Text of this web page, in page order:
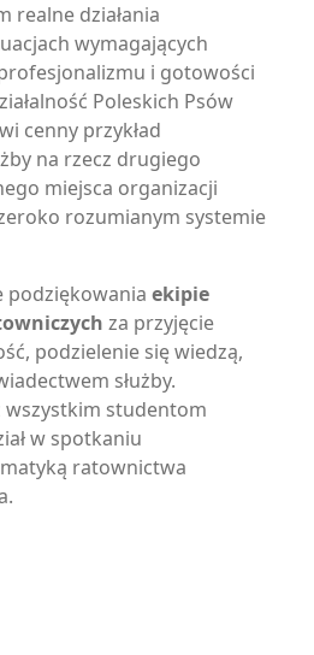
realne działania
wymagających
i gotowości
Poleskich Psów
cenny przykład
na rzecz drugiego
miejsca organizacji
rozumianym systemie
podziękowania ekipie
za przyjęcie
podzielenie się wiedzą,
służby.
studentom
w spotkaniu
ratownictwa